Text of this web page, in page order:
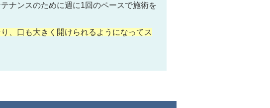
ナンスのために週に1回のペースで施術を
、口も大きく開けられるようになってス